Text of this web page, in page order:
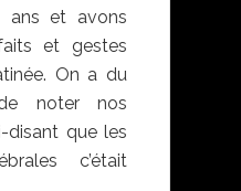
ans et avons
et gestes
On a du
noter nos
disant que les
c’était